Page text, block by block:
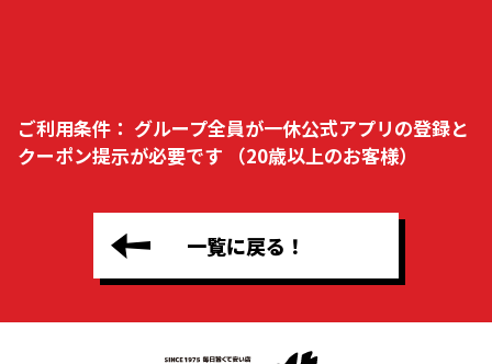
ご利用条件： グループ全員が一休公式アプリの登録と
クーポン提示が必要です （20歳以上のお客様）
一覧に戻る！